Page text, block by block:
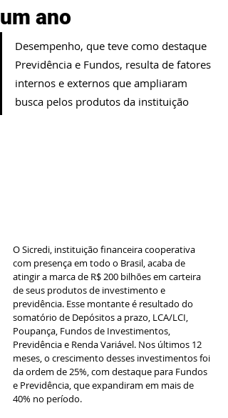
um ano
Desempenho, que teve como destaque
Previdência e Fundos, resulta de fatores
internos e externos que ampliaram
busca pelos produtos da instituição
O Sicredi, instituição financeira cooperativa
com presença em todo o Brasil, acaba de
atingir a marca de R$ 200 bilhões em carteira
de seus produtos de investimento e
previdência. Esse montante é resultado do
somatório de Depósitos a prazo, LCA/LCI,
Poupança, Fundos de Investimentos,
Previdência e Renda Variável. Nos últimos 12
meses, o crescimento desses investimentos foi
da ordem de 25%, com destaque para Fundos
e Previdência, que expandiram em mais de
40% no período.